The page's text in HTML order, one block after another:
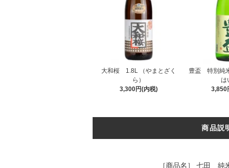
大和桜 1.8L （やまとざく
ら）
3,300円(内税)
豊盃 特別純
は
3,850
商品説
［商品名］ 七田 純